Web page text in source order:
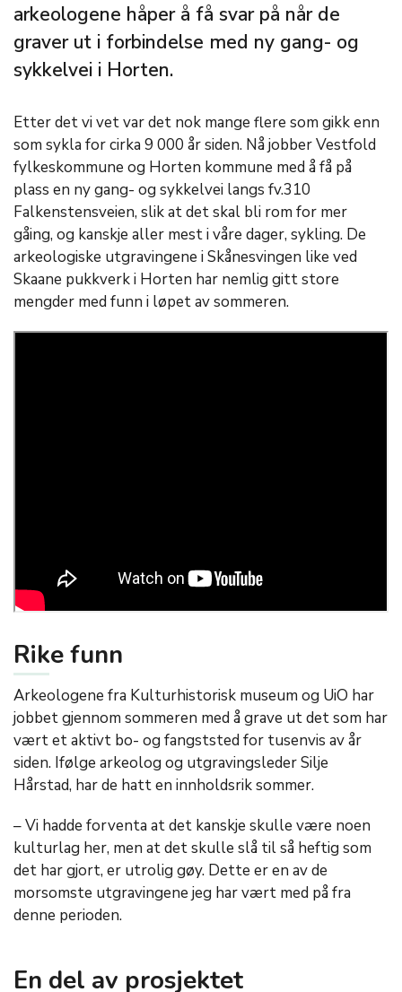
arkeologene håper å få svar på når de
graver ut i forbindelse med ny gang- og
sykkelvei i Horten.
Etter det vi vet var det nok mange flere som gikk enn
som sykla for cirka 9 000 år siden. Nå jobber Vestfold
fylkeskommune og Horten kommune med å få på
plass en ny gang- og sykkelvei langs fv.310
Falkenstensveien, slik at det skal bli rom for mer
gåing, og kanskje aller mest i våre dager, sykling. De
arkeologiske utgravingene i Skånesvingen like ved
Skaane pukkverk i Horten har nemlig gitt store
mengder med funn i løpet av sommeren.
Rike funn
Arkeologene fra Kulturhistorisk museum og UiO har
jobbet gjennom sommeren med å grave ut det som har
vært et aktivt bo- og fangststed for tusenvis av år
siden. Ifølge arkeolog og utgravingsleder Silje
Hårstad, har de hatt en innholdsrik sommer.
– Vi hadde forventa at det kanskje skulle være noen
kulturlag her, men at det skulle slå til så heftig som
det har gjort, er utrolig gøy. Dette er en av de
morsomste utgravingene jeg har vært med på fra
denne perioden.
En del av prosjektet